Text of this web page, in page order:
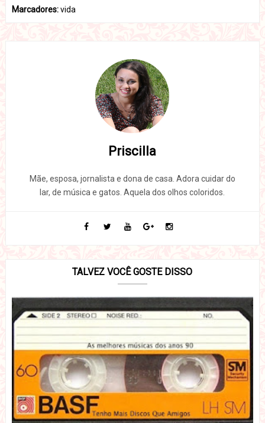
Marcadores:vida
Priscilla
Mãe, esposa, jornalista e dona de casa. Adora cuidar do
lar, de música e gatos. Aquela dos olhos coloridos.
TALVEZ VOCÊ GOSTE DISSO